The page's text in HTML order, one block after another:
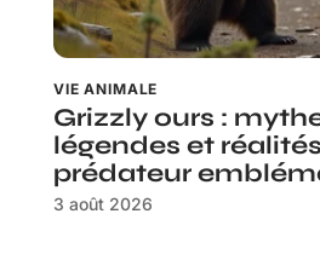
VIE ANIMALE
Grizzly ours :
légendes et
prédateur
3 août 2026